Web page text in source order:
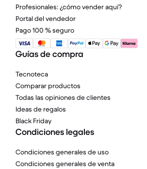
Profesionales: ¿cómo vender aquí?
Portal del vendedor
Pago 100 % seguro
Guías de compra
Tecnoteca
Comparar productos
Todas las opiniones de clientes
Ideas de regalos
Black Friday
Condiciones legales
Condiciones generales de uso
Condiciones generales de venta